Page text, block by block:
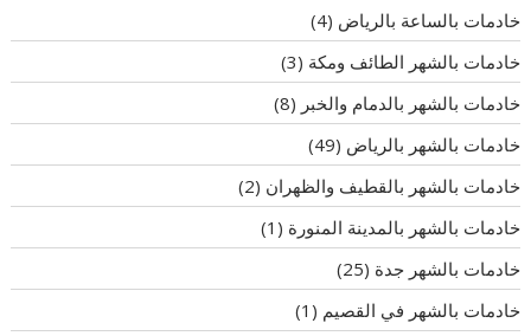
خادمات بالساعة بالرياض (4)
خادمات بالشهر الطائف ومكة (3)
خادمات بالشهر بالدمام والخبر (8)
خادمات بالشهر بالرياض (49)
خادمات بالشهر بالقطيف والظهران (2)
خادمات بالشهر بالمدينة المنورة (1)
خادمات بالشهر جدة (25)
خادمات بالشهر في القصيم (1)